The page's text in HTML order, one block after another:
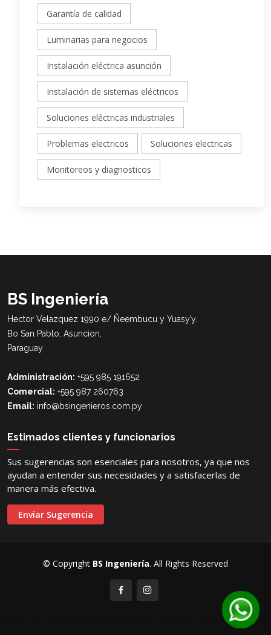
Garantía de calidad
Luminarias para negocios
Instalación eléctrica asunción
Instalación de sistemas eléctricos
Soluciones eléctricas industriales
Problemas electricos Soluciones electricas
Monitoreos y diagnosticos
BS Ingeniería
Hector Velazquez 1990 e/ Ñeembucu y Yuasy’y.
Bo San Pablo, Asuncion,
Paraguay
Administración: +595 985 191652
Comercial: +595 987 260763
Email: info@bsingenieros.com.py
Estimados clientes y funcionarios
Sus sugerencias son esenciales para nosotros, ya que nos
ayudan a entender sus necesidades y a satisfacerlas de
manera más efectiva.
Enviar Sugerencia
© Copyright BS Ingeniería. All Rights Reserved
EFICIENCIA ELECTRICA